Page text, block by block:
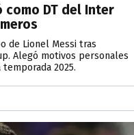
como DT del Inter
de Lionel Messi tras
Alegó motivos personales
2025.